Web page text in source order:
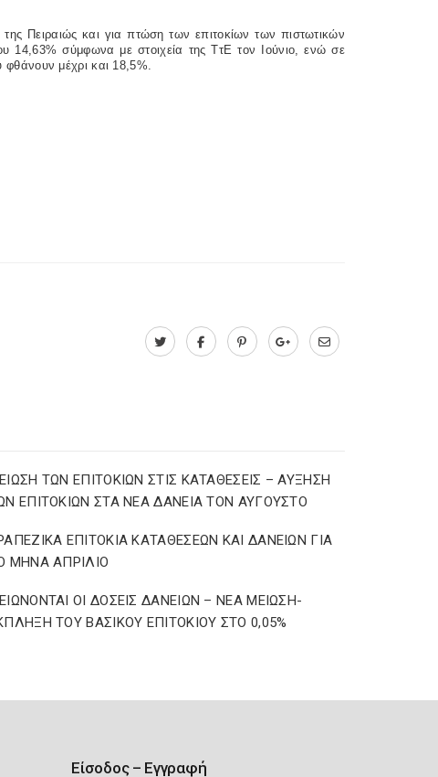
Πειραιώς και για πτώση των επιτοκίων των πιστωτικών
14,63% σύμφωνα με στοιχεία της ΤτΕ τον Ιούνιο, ενώ σε
φθάνουν μέχρι και 18,5%.
ΤΩΝ ΕΠΙΤΟΚΙΩΝ ΣΤΙΣ ΚΑΤΑΘΕΣΕΙΣ – ΑΥΞΗΣΗ
ΕΠΙΤΟΚΙΩΝ ΣΤΑ ΝΕΑ ΔΑΝΕΙΑ ΤΟΝ ΑΥΓΟΥΣΤΟ
ΕΠΙΤΟΚΙΑ ΚΑΤΑΘΕΣΕΩΝ ΚΑΙ ΔΑΝΕΙΩΝ ΓΙΑ
ΜΗΝΑ ΑΠΡΙΛΙΟ
ΟΙ ΔΟΣΕΙΣ ΔΑΝΕΙΩΝ – ΝΕΑ ΜΕΙΩΣΗ-
ΤΟΥ ΒΑΣΙΚΟΥ ΕΠΙΤΟΚΙΟΥ ΣΤΟ 0,05%
Είσοδος – Εγγραφή